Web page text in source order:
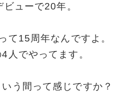
ューで20年。
て15周年なんですよ。
人でやってます。
う間って感じですか？